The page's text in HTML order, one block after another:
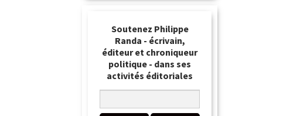
Soutenez Philippe
Randa - écrivain,
éditeur et chroniqueur
politique - dans ses
activités éditoriales